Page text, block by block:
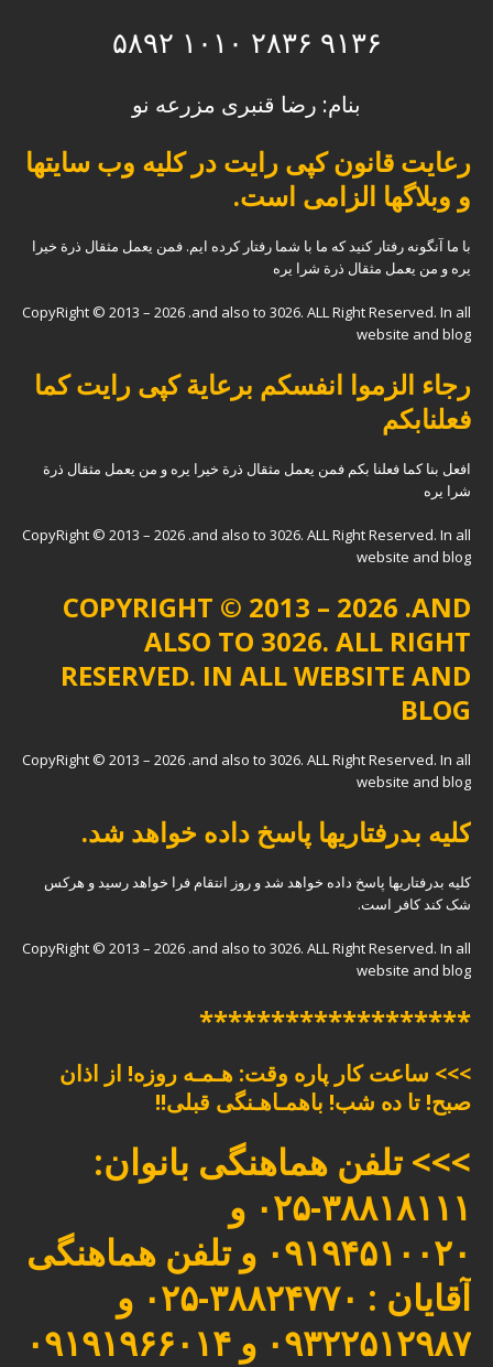
۹۱۳۶ ۲۸۳۶ ۱۰۱۰ ۵۸۹۲
بنام: رضا قنبری مزرعه نو
رعایت قانون کپی رایت در کلیه وب سایتها
و وبلاگها الزامی است.
با ما آنگونه رفتار کنید که ما با شما رفتار کرده ایم. فمن یعمل مثقال ذرة خیرا
یره و من یعمل مثقال ذرة شرا یره
CopyRight © 2013 – 2026 .and also to 3026. ALL Right Reserved. In all
website and blog
رجاء الزموا انفسکم برعایة کپی رایت کما
فعلنابکم
افعل بنا کما فعلنا بکم فمن یعمل مثقال ذرة خیرا یره و من یعمل مثقال ذرة
شرا یره
CopyRight © 2013 – 2026 .and also to 3026. ALL Right Reserved. In all
website and blog
COPYRIGHT © 2013 – 2026 .AND
ALSO TO 3026. ALL RIGHT
RESERVED. IN ALL WEBSITE AND
BLOG
CopyRight © 2013 – 2026 .and also to 3026. ALL Right Reserved. In all
website and blog
کلیه بدرفتاریها پاسخ داده خواهد شد.
کلیه بدرفتاریها پاسخ داده خواهد شد و روز انتقام فرا خواهد رسید و هرکس
شک کند کافر است.
CopyRight © 2013 – 2026 .and also to 3026. ALL Right Reserved. In all
website and blog
*******************
>>> ساعت کار پاره وقت: هـمـه روزه! از اذان
صبح! تا ده شب! باهمـاهـنگی قبلی!!
>>> تلفن هماهنگی بانوان:
۳۸۸۱۸۱۱۱-۰۲۵ و
۰۹۱۹۴۵۱۰۰۲۰ و تلفن هماهنگی
آقایان : ۳۸۸۲۴۷۷۰-۰۲۵ و
۰۹۳۲۲۵۱۲۹۸۷ و ۰۹۱۹۱۹۶۶۰۱۴